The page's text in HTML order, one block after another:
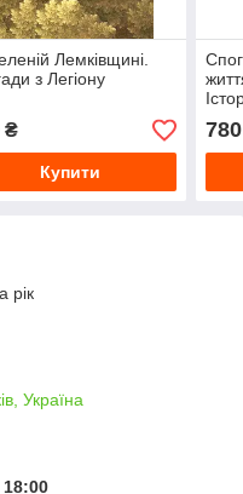
Лемківщині.
з Легіону
₴
Купити
780
рік
Україна